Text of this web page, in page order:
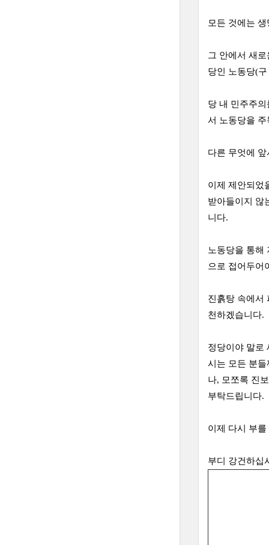
모든 것에는
그 안에서 새
당인 노동당(
당 내 민주주
서 노동당을
다른 무엇에
이제 제안되었
받아들이지 않
니다.
노동당을 통해
으로 접어두어
진흙탕 속에서
천하겠습니다.
정당이야 말로
시는 모든 분
나, 모쪼록 진
부탁드립니다.
이제 다시 부
부디 강건하십